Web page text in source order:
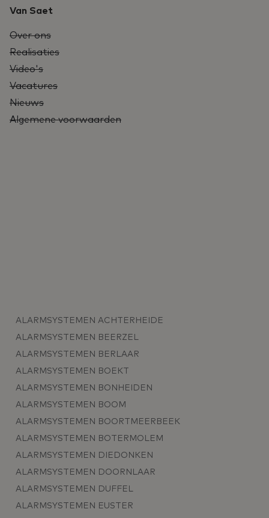
Van Saet
Over ons
Realisaties
Video's
Vacatures
Nieuws
Algemene voorwaarden
ALARMSYSTEMEN ACHTERHEIDE
ALARMSYSTEMEN BEERZEL
ALARMSYSTEMEN BERLAAR
ALARMSYSTEMEN BOEKT
ALARMSYSTEMEN BONHEIDEN
ALARMSYSTEMEN BOOM
ALARMSYSTEMEN BOORTMEERBEEK
ALARMSYSTEMEN BOTERMOLEM
ALARMSYSTEMEN DIEDONKEN
ALARMSYSTEMEN DOORNLAAR
ALARMSYSTEMEN DUFFEL
ALARMSYSTEMEN EUSTER